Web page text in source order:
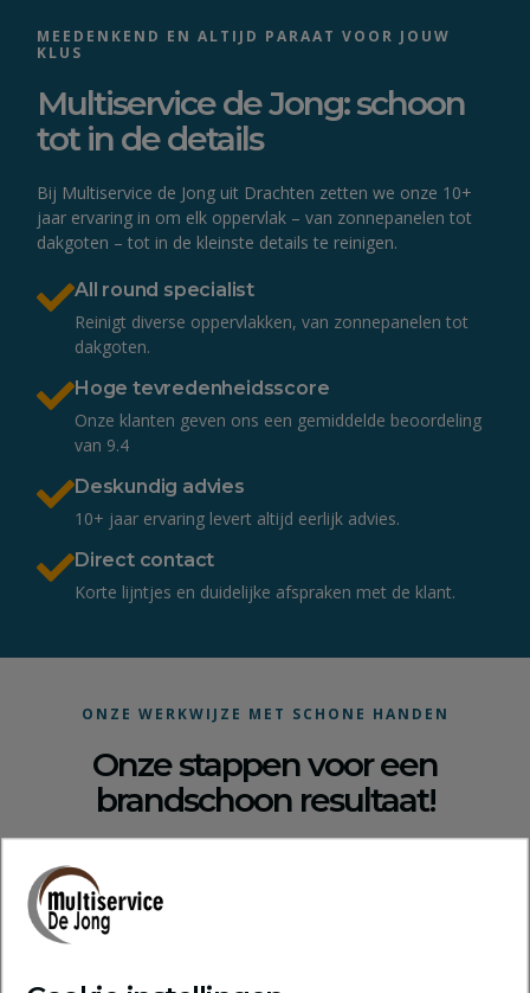
MEEDENKEND EN ALTIJD PARAAT VOOR JOUW
KLUS
Multiservice de Jong: schoon
tot in de details
Bij Multiservice de Jong uit Drachten zetten we onze 10+
jaar ervaring in om elk oppervlak – van zonnepanelen tot
dakgoten – tot in de kleinste details te reinigen.
All round specialist
Reinigt diverse oppervlakken, van zonnepanelen tot
dakgoten.
Hoge tevredenheidsscore
Onze klanten geven ons een gemiddelde beoordeling
van 9.4
Deskundig advies
10+ jaar ervaring levert altijd eerlijk advies.
Direct contact
Korte lijntjes en duidelijke afspraken met de klant.
ONZE WERKWIJZE MET SCHONE HANDEN
Onze stappen voor een
brandschoon resultaat!
Onze werkwijze is helemaal niet zo spannend. Waarom
moeilijk doen, als het makkelijk kan. De stappen zijn net zo
helder en effectief als onze schoonmaak zelf.